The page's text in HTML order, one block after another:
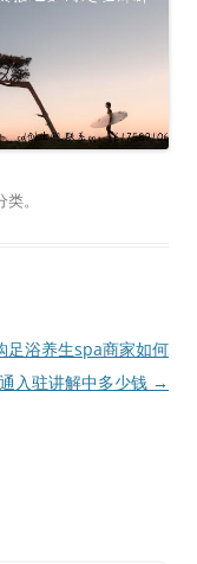
类。
足浴养生spa商家如何
入驻讲解中多少钱 →